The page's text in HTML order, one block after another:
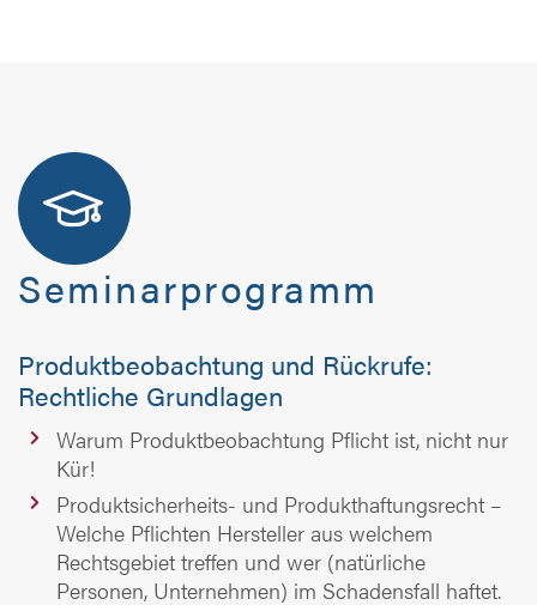
Seminarprogramm
Produktbeobachtung und Rückrufe:
Rechtliche Grundlagen
Warum Produktbeobachtung Pflicht ist, nicht nur
Kür!
Produktsicherheits- und Produkthaftungsrecht –
Welche Pflichten Hersteller aus welchem
Rechtsgebiet treffen und wer (natürliche
Personen, Unternehmen) im Schadensfall haftet.